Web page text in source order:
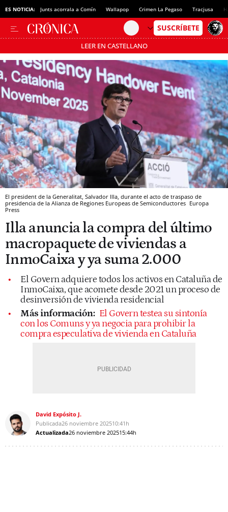
ES NOTICIA: Junts acorrala a Comín Wallapop Crimen La Pegaso Tracjusa
LEER EN CASTELLANO
Pásate al MODO AHORRO
El president de la Generalitat, Salvador Illa, durante el acto de traspaso de
presidencia de la Alianza de Regiones Europeas de Semiconductores Europa
Press
Illa anuncia la compra del último
macropaquete de viviendas a
InmoCaixa y ya suma 2.000
El Govern adquiere todos los activos en Cataluña de
InmoCaixa, que acomete desde 2021 un proceso de
desinversión de vivienda residencial
Más información: El Govern testea su sintonía
con los Comuns y ya negocia para prohibir la
compra especulativa de vivienda en Cataluña
David Expósito J.
Publicada26 noviembre 202510:41h
Actualizada26 noviembre 202515:44h